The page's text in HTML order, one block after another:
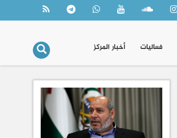
فعاليات أخبار المركز